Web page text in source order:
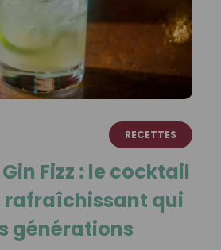
RECETTES
Fizz : le cocktail
qui
générations